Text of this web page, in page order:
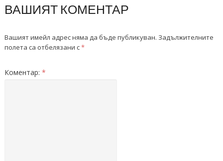
ВАШИЯТ КОМЕНТАР
Вашият имейл адрес няма да бъде публикуван. Задължителните
полета са отбелязани с*
Коментар: *